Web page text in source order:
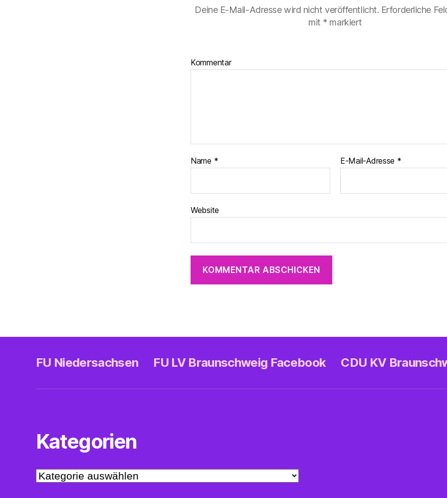
Deine E-Mail-Adresse wird nicht veröffentlicht. Erforderliche
mit * markiert
Kommentar
Name * E-Mail-Adresse *
Website
FU Niedersachsen FU LV Braunschweig Facebook CDU KV
Kategorien
Kategorien